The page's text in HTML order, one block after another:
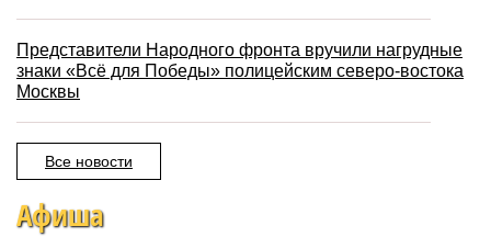
Представители Народного фронта вручили нагрудные
знаки «Всё для Победы» полицейским северо-востока
Москвы
Все новости
Афиша